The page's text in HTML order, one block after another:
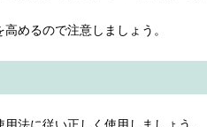
めるので注意しましょう。